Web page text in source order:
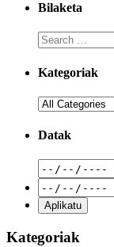
Bilaketa
Kategoriak
Datak
Kategoriak